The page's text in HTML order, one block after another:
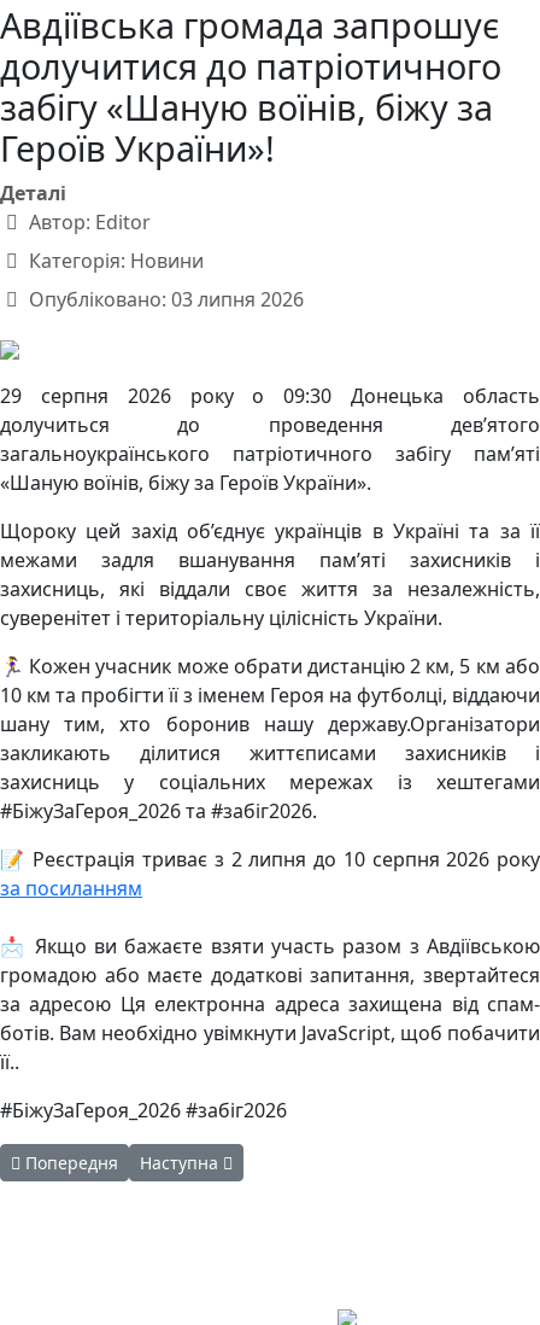
Авдіївська громада запрошує
долучитися до патріотичного
забігу «Шаную воїнів, біжу за
Героїв України»!
Деталі
Автор: Editor
Категорія: Новини
Опубліковано: 03 липня 2026
29 серпня 2026 року о 09:30 Донецька область
долучиться до проведення дев’ятого
загальноукраїнського патріотичного забігу пам’яті
«Шаную воїнів, біжу за Героїв України».
Щороку цей захід об’єднує українців в Україні та за її
межами задля вшанування пам’яті захисників і
захисниць, які віддали своє життя за незалежність,
суверенітет і територіальну цілісність України.
🏃‍♀️ Кожен учасник може обрати дистанцію 2 км, 5 км або
10 км та пробігти її з іменем Героя на футболці, віддаючи
шану тим, хто боронив нашу державу.Організатори
закликають ділитися життєписами захисників і
захисниць у соціальних мережах із хештегами
#БіжуЗаГероя_2026 та #забіг2026.
📝 Реєстрація триває з 2 липня до 10 серпня 2026 року
за посиланням
📩 Якщо ви бажаєте взяти участь разом з Авдіївською
громадою або маєте додаткові запитання, звертайтеся
за адресою Ця електронна адреса захищена від спам-
ботів. Вам необхідно увімкнути JavaScript, щоб побачити
її..
#БіжуЗаГероя_2026 #забіг2026
Попередня стаття: ВІТАННЯ НАЧАЛЬНИКА АВДІЇВСЬКОЇ
Попередня Наступна стаття: Допомагайте тим, хто
Наступна